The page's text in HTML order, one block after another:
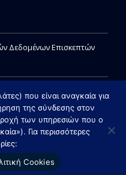
Δεδομένων Επισκεπτών
by Vrisko.gr
που είναι αναγκαία για
της σύνδεσης στον
των υπηρεσιών που ο
Για περισσότερες
Cookies